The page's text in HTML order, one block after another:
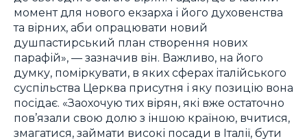
момент для нового екзарха і його духовенства
та вірних, аби опрацювати новий
душпастирський план створення нових
парафій», — зазначив він. Важливо, на його
думку, поміркувати, в яких сферах італійського
суспільства Церква присутня і яку позицію вона
посідає. «Заохочую тих вірян, які вже остаточно
пов’язали свою долю з іншою країною, вчитися,
змагатися, займати високі посади в Італії, бути